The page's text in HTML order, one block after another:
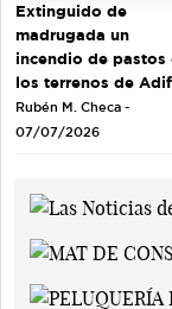
Extinguido de
madrugada un
incendio de pastos
los terrenos de Adif
Rubén M. Checa -
07/07/2026